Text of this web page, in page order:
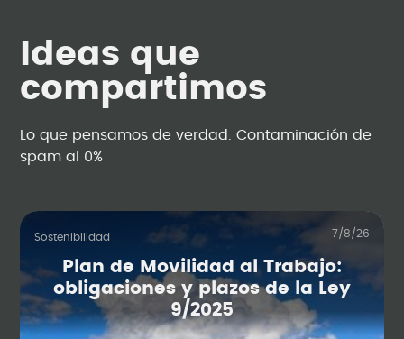
Ideas que
compartimos
Lo que pensamos de verdad. Contaminación de
spam al 0%
Sostenibilidad 7/8/26
Plan de Movilidad al Trabajo:
obligaciones y plazos de la Ley
9/2025